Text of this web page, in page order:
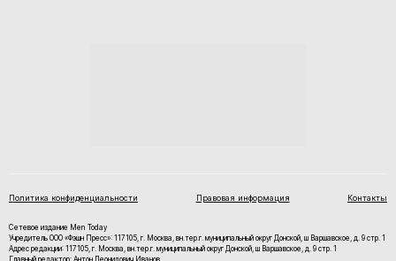
Политика конфиденциальности Правовая информация Контакты
Сетевое издание Men Today
Учредитель ООО «Фэшн Пресс»: 117105, г. Москва, вн.тер.г. муниципальный округ Донской, ш Варшавское, д. 9 стр. 1
Адрес редакции: 117105, г. Москва, вн.тер.г. муниципальный округ Донской, ш Варшавское, д. 9 стр. 1